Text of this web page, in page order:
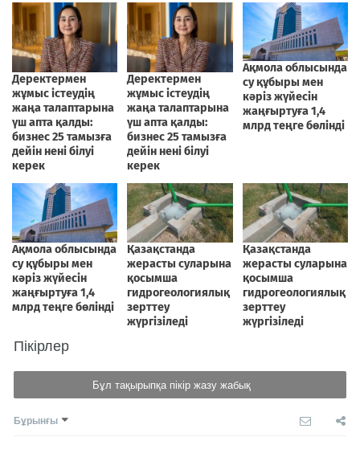
Пікірлер
Бұл тақырыпқа пікір жазу жабық
Бұрынғы